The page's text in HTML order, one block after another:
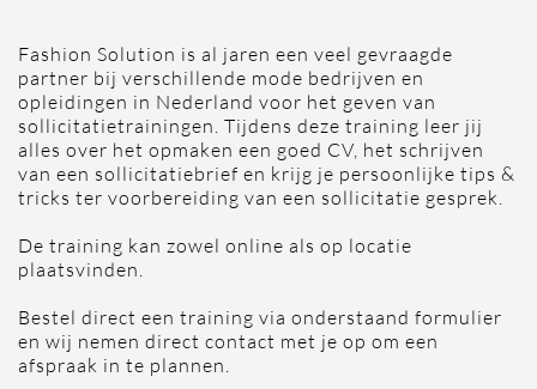
Fashion Solution is al jaren een veel gevraagde
partner bij verschillende mode bedrijven en
opleidingen in Nederland voor het geven van
sollicitatietrainingen. Tijdens deze training leer jij
alles over het opmaken een goed CV, het schrijven
van een sollicitatiebrief en krijg je persoonlijke tips &
tricks ter voorbereiding van een sollicitatie gesprek.
De training kan zowel online als op locatie
plaatsvinden.
Bestel direct een training via onderstaand formulier
en wij nemen direct contact met je op om een
afspraak in te plannen.